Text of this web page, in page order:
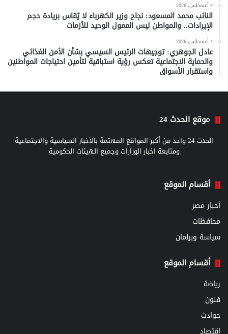
4 أغسطس، 2026
النائب محمد المسعود: نجاح وزير الكهرباء لا يُقاس بريادة حجم
الإيرادات.. والمواطن ليس الممول الوحيد للأزمات
4 أغسطس، 2026
عادل الجوهري: توجيهات الرئيس السيسي بشأن الأمن الغذائي
والحماية الاجتماعية تعكس رؤية استباقية لتأمين احتياجات المواطنين
واستقرار الأسواق
موقع الحدث 24
الحدث 24 واحد من أكبر المواقع المهتمة بالأخبار السياسية والاجتماعية
ومتابعة اخبار الوزارات وجميع الهيئات الحكومية
أقسام الموقع
أخبار مصر
محافظات
سياسة وبرلمان
أقسام الموقع
رياضة
فنون
حوادث
اقتصاد